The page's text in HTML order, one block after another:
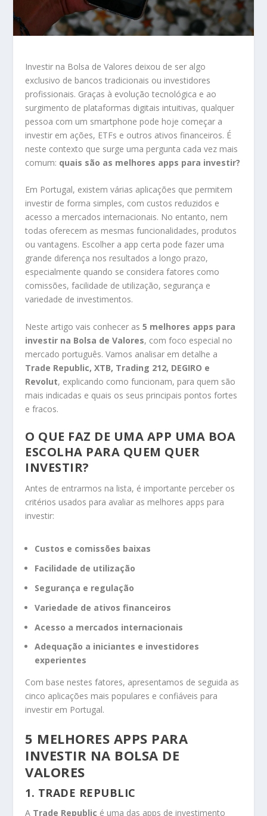
Investir na Bolsa de Valores deixou de ser algo
exclusivo de bancos tradicionais ou investidores
profissionais. Graças à evolução tecnológica e ao
surgimento de plataformas digitais intuitivas, qualquer
pessoa com um smartphone pode hoje começar a
investir em ações, ETFs e outros ativos financeiros. É
neste contexto que surge uma pergunta cada vez mais
comum: quais são as melhores apps para investir?
Em Portugal, existem várias aplicações que permitem
investir de forma simples, com custos reduzidos e
acesso a mercados internacionais. No entanto, nem
todas oferecem as mesmas funcionalidades, produtos
ou vantagens. Escolher a app certa pode fazer uma
grande diferença nos resultados a longo prazo,
especialmente quando se considera fatores como
comissões, facilidade de utilização, segurança e
variedade de investimentos.
Neste artigo vais conhecer as5 melhores apps para
investir na Bolsa de Valores, com foco especial no
mercado português. Vamos analisar em detalhe a
Trade Republic, XTB, Trading 212, DEGIRO e
Revolut, explicando como funcionam, para quem são
mais indicadas e quais os seus principais pontos fortes
e fracos.
O QUE FAZ DE UMA APP UMA BOA
ESCOLHA PARA QUEM QUER
INVESTIR?
Antes de entrarmos na lista, é importante perceber os
critérios usados para avaliar as melhores apps para
investir:
Custos e comissões baixas
Facilidade de utilização
Segurança e regulação
Variedade de ativos financeiros
Acesso a mercados internacionais
Adequação a iniciantes e investidores
experientes
Com base nestes fatores, apresentamos de seguida as
cinco aplicações mais populares e confiáveis para
investir em Portugal.
5 MELHORES APPS PARA
INVESTIR NA BOLSA DE
VALORES
1. TRADE REPUBLIC
A Trade Republic é uma das apps de investimento